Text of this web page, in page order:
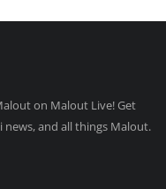
on Malout Live! Get
news, and all things Malout.